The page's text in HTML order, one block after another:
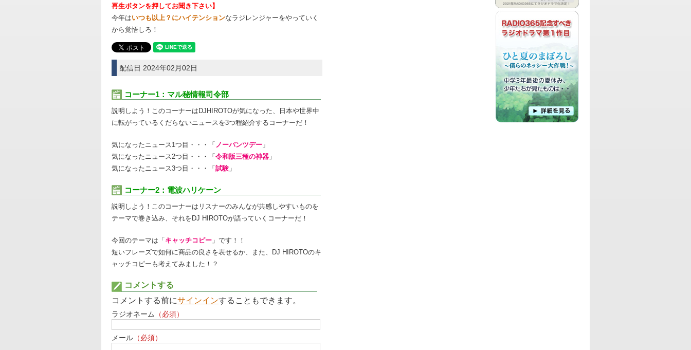
再生ボタンを押してお聞き下さい】
今年はいつも以上？にハイテンションなラジレンジャーをやっていく
から覚悟しろ！
配信日 2024年02月02日
コーナー1：マル秘情報司令部
説明しよう！このコーナーはDJHIROTOが気になった、日本や世界中
に転がっているくだらないニュースを3つ程紹介するコーナーだ！
気になったニュース1つ目・・・「 ノーパンツデー 」
気になったニュース2つ目・・・「 令和版三種の神器 」
気になったニュース3つ目・・・「 試験 」
コーナー2：電波ハリケーン
説明しよう！このコーナーはリスナーのみんなが共感しやすいものを
テーマで巻き込み、それをDJ HIROTOが語っていくコーナーだ！
今回のテーマは「 キャッチコピー 」です！！
短いフレーズで如何に商品の良さを表せるか、また、DJ HIROTOのキ
ャッチコピーも考えてみました！？
コメントする
コメントする前にサインインすることもできます。
ラジオネーム （必須）
メール （必須）
パーソナリティ：北澤、にーくん
からのお便りを素材にして、ツーシーム
に、ストレートにお送りする、フリート
パーソナリティ：Katy
ミュージシャンで多趣味なスーパーオタ
ク Katyによる、自らのホ ビー癖をネタ
に、ゲストさんや、リスナーのみんなと
趣味を高め合おう!という 番組です。
パーソナリティ： RADIO365